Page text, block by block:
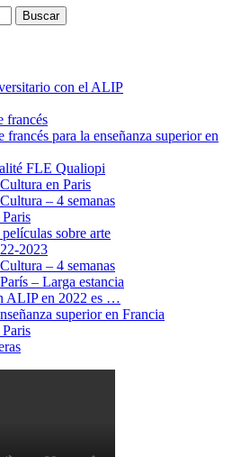
con el ALIP
francés
francés para la enseñanza superior en
FLE Qualiopi
en Paris
– 4 semanas
sobre arte
2023
– 4 semanas
– Larga estancia
ALIP en 2022 es …
superior en Francia